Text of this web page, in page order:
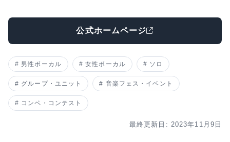
公式ホームページ
男性ボーカル 女性ボーカル ソロ
グループ・ユニット 音楽フェス・イベント
コンペ・コンテスト
最終更新日: 2023年11月9日